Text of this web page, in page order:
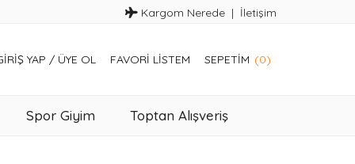
Kargom Nerede İletişim
YAP / ÜYE OL FAVORI LISTEM SEPETIM (0)
Spor Giyim Toptan Alışveriş